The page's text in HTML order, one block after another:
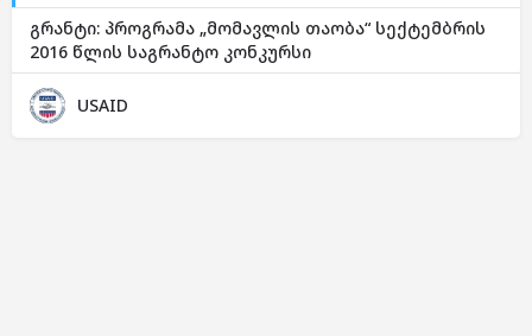
გრანტი: პროგრამა „მომავლის თაობა“ სექტემბრის
2016 წლის საგრანტო კონკურსი
USAID